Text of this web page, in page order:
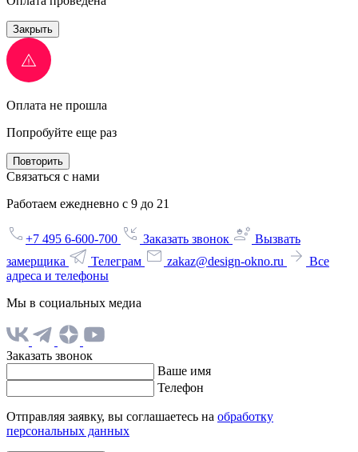
Закрыть
Оплата не прошла
Попробуйте еще раз
Повторить
Связаться с нами
Работаем ежедневно с 9 до 21
+7 495 6-600-700 Заказать звонок
Вызвать
замерщика
Телеграм zakaz@design-okno.ru
Все
адреса и телефоны
Мы в социальных медиа
Заказать звонок
Ваше имя
Телефон
Отправляя заявку, вы соглашаетесь на обработку
персональных данных